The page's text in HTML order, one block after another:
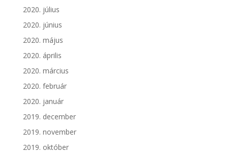
2020. július
2020. június
2020. május
2020. április
2020. március
2020. február
2020. január
2019. december
2019. november
2019. október